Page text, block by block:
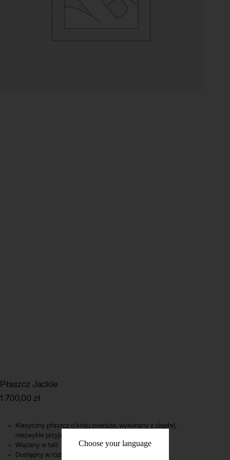
Płaszcz Jackie
1 700,00 zł
Klasyczny płaszcz o kroju oversize, wykonany z ciepłej,
niezwykle przyjemnej w dotyku dzianiny
Wiązany w talii
Dostępny w rozmiarach 36 i 38
Choose your language